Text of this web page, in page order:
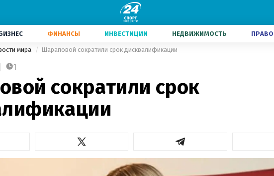
ФИНАНСЫ ИНВЕСТИЦИИ НЕДВИЖИМОСТЬ ПРАВО
мира Шараповой сократили срок дисквалификации
1
сократили срок